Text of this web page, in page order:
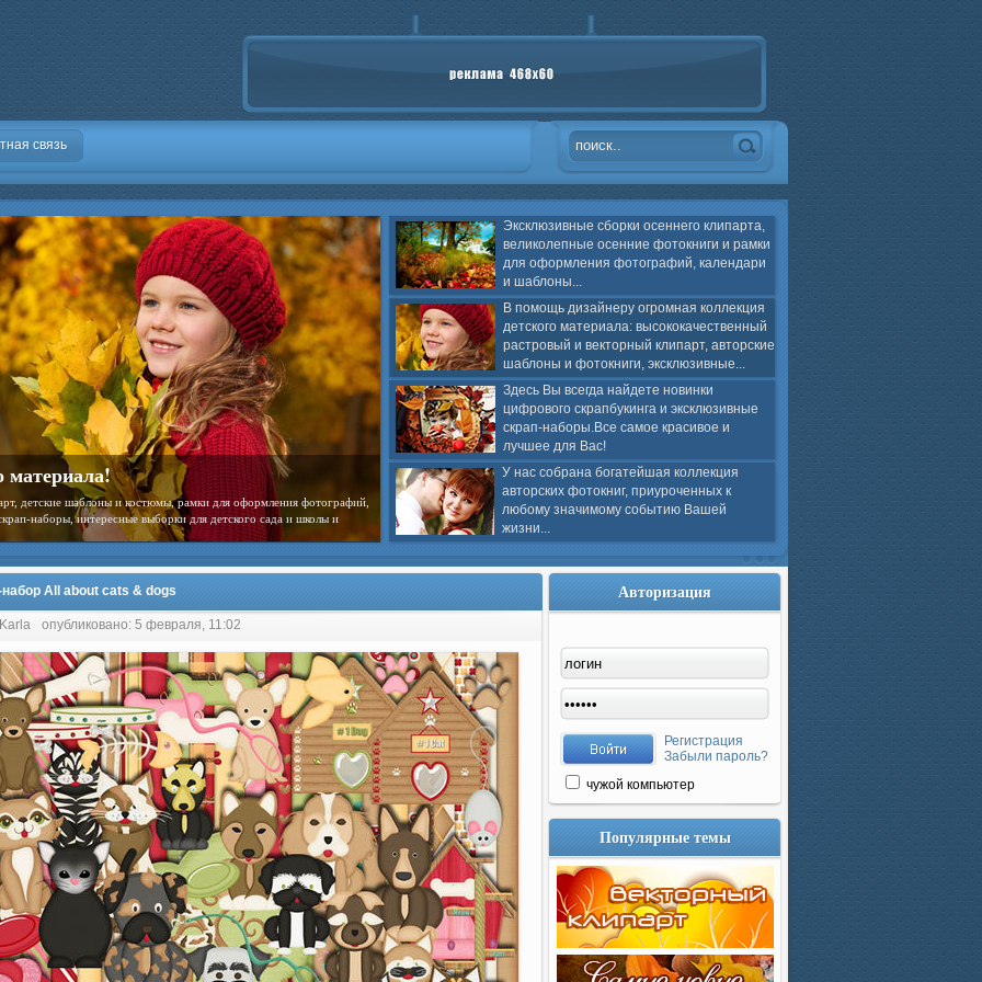
связь
Эксклюзивные сборки осеннего клипарта,
великолепные осенние фотокниги и рамки
для оформления фотографий, календари
и шаблоны...
В помощь дизайнеру огромная коллекция
детского материала: высококачественный
растровый и векторный клипарт, авторские
шаблоны и фотокниги, эксклюзивные...
Здесь Вы всегда найдете новинки
цифрового скрапбукинга и эксклюзивные
скрап-наборы.Все самое красивое и
лучшее для Вас!
У нас собрана богатейшая коллекция
авторских фотокниг, приуроченных к
любому значимому событию Вашей
жизни...
материала!
детские шаблоны и костюмы, рамки для оформления фотографий,
наборы, интересные выборки для детского сада и школы и
All about cats & dogs
опубликовано: 5 февраля, 11:02
Авторизация
Регистрация
Забыли пароль?
чужой компьютер
Популярные темы